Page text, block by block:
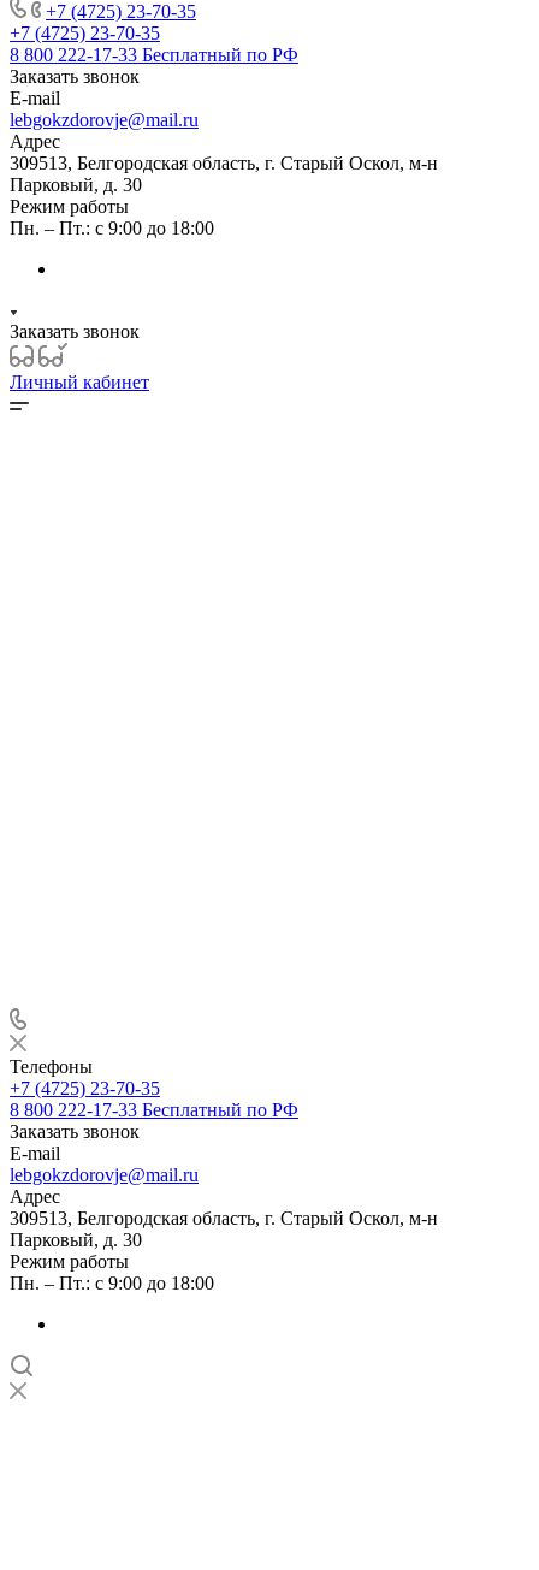
+7 (4725) 23-70-35
+7 (4725) 23-70-35
8 800 222-17-33 Бесплатный по РФ
Заказать звонок
E-mail
lebgokzdorovje@mail.ru
Адрес
309513, Белгородская область, г. Старый Оскол, м-н
Парковый, д. 30
Режим работы
Пн. – Пт.: с 9:00 до 18:00
Заказать звонок
Личный кабинет
Телефоны
+7 (4725) 23-70-35
8 800 222-17-33 Бесплатный по РФ
Заказать звонок
E-mail
lebgokzdorovje@mail.ru
Адрес
309513, Белгородская область, г. Старый Оскол, м-н
Парковый, д. 30
Режим работы
Пн. – Пт.: с 9:00 до 18:00